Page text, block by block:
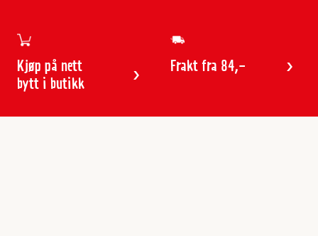
Kjøp på nett
bytt i butikk
Frakt fra 84,-